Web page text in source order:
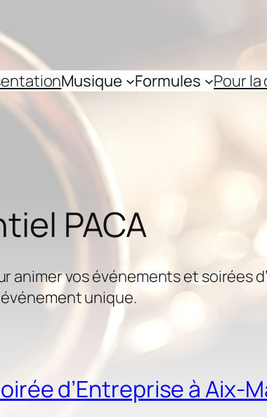
Musique Formules Pour
PACA
animer vos événements et soirées
unique.
d’Entreprise à Aix-